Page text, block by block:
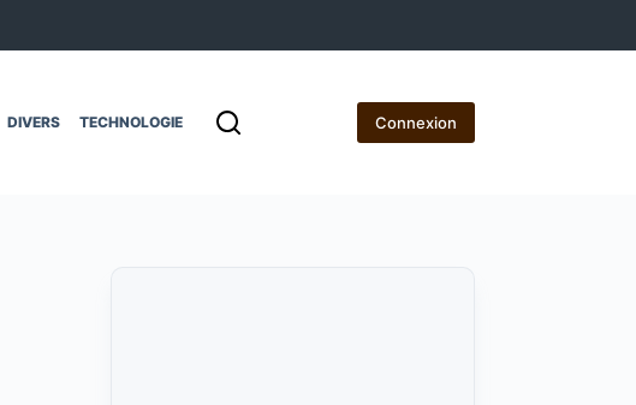
DIVERS TECHNOLOGIE Connexion